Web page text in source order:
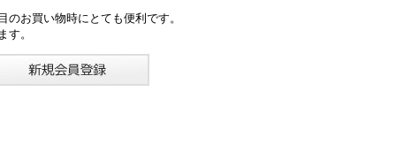
お買い物時にとても便利です。
す。